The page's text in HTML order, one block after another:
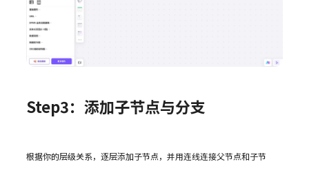
Step3：添加子节点与分支
根据你的层级关系，逐层添加子节点，并用连线连接父节点和子节